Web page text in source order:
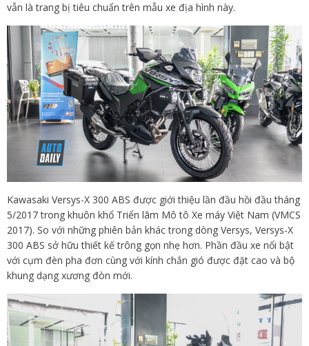
vẫn là trang bị tiêu chuẩn trên mẫu xe địa hình này.
Kawasaki Versys-X 300 ABS được giới thiệu lần đầu hồi đầu tháng
5/2017 trong khuôn khổ Triển lãm Mô tô Xe máy Việt Nam (VMCS
2017). So với những phiên bản khác trong dòng Versys, Versys-X
300 ABS sở hữu thiết kế trông gọn nhẹ hơn. Phần đầu xe nổi bật
với cụm đèn pha đơn cùng với kính chắn gió được đặt cao và bộ
khung dạng xương đòn mới.